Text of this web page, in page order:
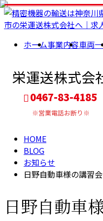
ホーム事業内容車両
栄運送株式会
0467-83-4185
※営業電話お断り※
BLOG
HOME
BLOG
お知らせ
日野自動車様の講習
日野自動車